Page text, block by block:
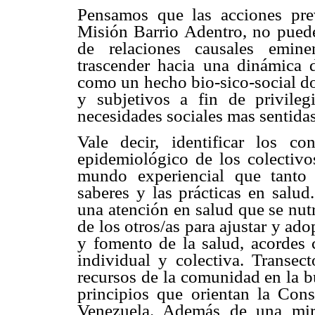
Pensamos que las acciones
Misión Barrio Adentro, no
de relaciones causales
trascender hacia una
como un hecho bio-sico-social
y subjetivos a fin de
necesidades sociales mas
Vale decir, identificar los
epidemiológico de los
mundo experiencial que
saberes y las prácticas en
una atención en salud que se
de los otros/as para ajustar y
y fomento de la salud,
individual y colectiva.
recursos de la comunidad en la
principios que orientan la
Venezuela. Además de una